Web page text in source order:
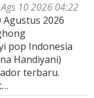
Ags 10 2026 04:22
Agustus 2026
pop Indonesia
Handiyani)
terbaru.